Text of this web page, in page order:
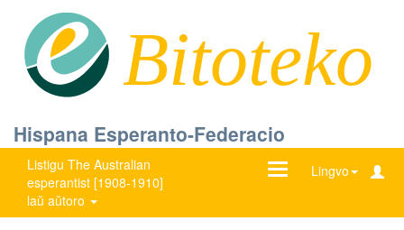
Bitoteko
Hispana Esperanto-Federacio
Listigu The Australian
esperantist [1908-1910]
laŭ aŭtoro
Lingvo
Ŝanĝu